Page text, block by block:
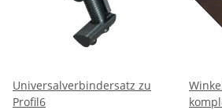
Universalverbindersatz zu
Profil6